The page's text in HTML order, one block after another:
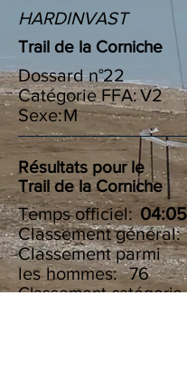
HARDINVAST
Trail de la Corniche
Dossard n°22
Catégorie FFA:V2
Sexe:M
Résultats pour le
Trail de la Corniche
Temps officiel:
Classement général:
Classement parmi
les : 76
hommes
Classement